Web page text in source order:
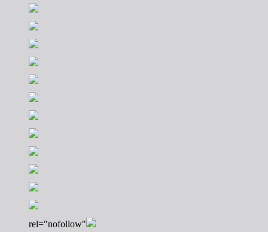
rel="nofollow"